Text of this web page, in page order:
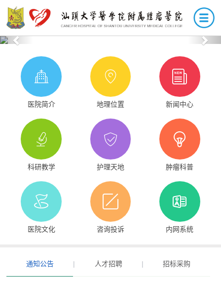
Previous
医院简介 地理位置 新闻中心
科研教学 护理天地 肿瘤科普
医院文化 咨询投诉 内网系统
通知公告 | 人才招聘 | 招标采购